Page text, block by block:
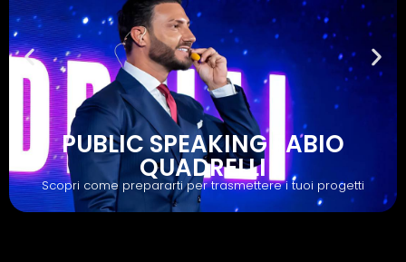
PUBLIC SPEAKING FABIO
QUADRELLI
Scopri come prepararti per trasmettere i tuoi progetti